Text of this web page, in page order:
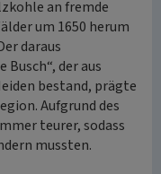
an fremde
um 1650 herum
daraus
der aus
bestand, prägte
Aufgrund des
teurer, sodass
mussten.